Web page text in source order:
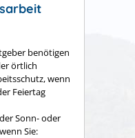
benötigen
örtlich
wenn
Feiertag
Sonn- oder
Sie: